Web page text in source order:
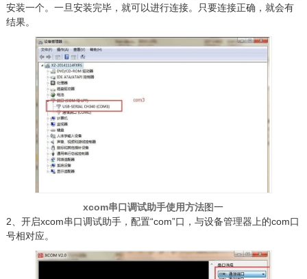
安装一个。一旦安装完毕，就可以进行连接。只要连接正确，就会有
结果。
xcom串口调试助手使用方法图一
2、开启xcom串口调试助手，配置“com”口，与设备管理器上的com口
号相对应。